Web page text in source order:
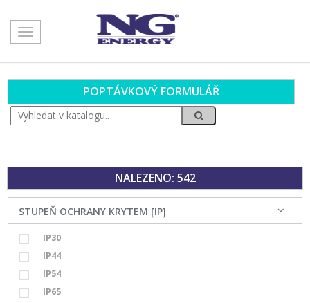
Toggle
POPTÁVKOVÝ FORMULÁŘ
NALEZENO: 542
STUPEŇ OCHRANY KRYTEM [IP]
IP30
IP44
IP54
IP65